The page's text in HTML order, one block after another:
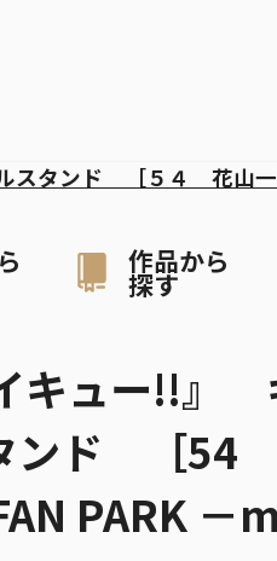
作品から
探す
スタンド ［５４ 花
キュー!!』
ンド ［54
PARK